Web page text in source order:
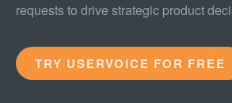
requests to drive strategic product
TRY USERVOICE FOR FREE